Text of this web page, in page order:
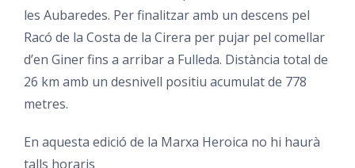
les Aubaredes. Per finalitzar amb un descens pel
Racó de la Costa de la Cirera per pujar pel comellar
d’en Giner fins a arribar a Fulleda. Distància total de
26 km amb un desnivell positiu acumulat de 778
metres.
En aquesta edició de la Marxa Heroica no hi haurà
talls horaris